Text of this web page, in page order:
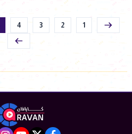
1
2
3
4